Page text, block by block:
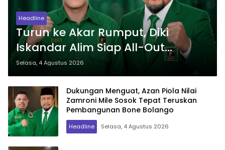
Headline
Turun ke Akar Rumput, Diki
Iskandar Alim Siap All-Out
Menangkan Zamroni Mile di
Pilkada Bone Bolango
Selasa, 4 Agustus 2026
Dukungan Menguat, Azan Piola Nilai
Zamroni Mile Sosok Tepat Teruskan
Pembangunan Bone Bolango
Headline Selasa, 4 Agustus 2026